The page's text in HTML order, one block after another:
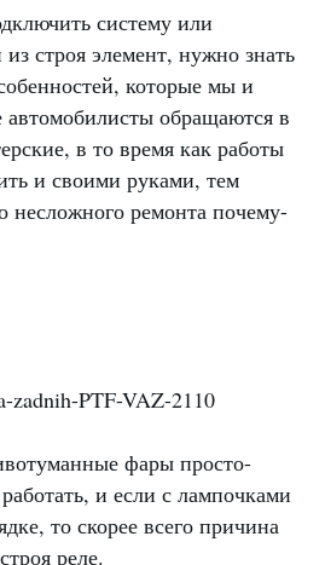
систему или
строя элемент, нужно знать
которые мы и
обращаются в
в то время как работы
и своими руками, тем
несложного ремонта почему-
фары просто-
и если с лампочками
то скорее всего причина
реле.